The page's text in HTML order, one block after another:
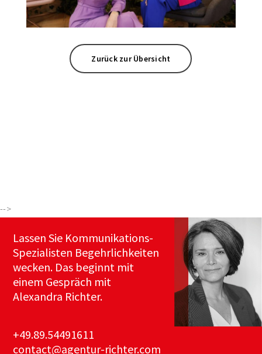
Zurück zur Übersicht
-->
Lassen Sie Kommunikations-
Spezialisten Begehrlichkeiten
wecken. Das beginnt mit
einem Gespräch mit
Alexandra Richter.
+49.89.54491611
contact@agentur-richter.com